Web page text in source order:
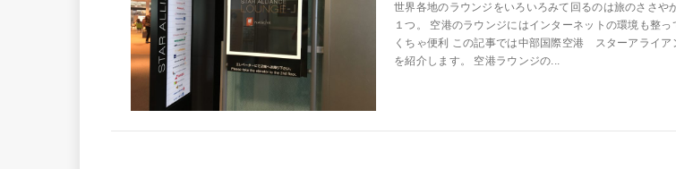
世界各地のラウンジをいろいろみて回るのは旅のささや
１つ。 空港のラウンジにはインターネットの環境も整っ
くちゃ便利 この記事では中部国際空港 スターアライア
を紹介します。 空港ラウンジの...